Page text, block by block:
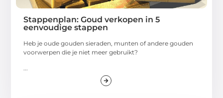
Stappenplan: Goud verkopen in 5
eenvoudige stappen
Heb je oude gouden sieraden, munten of andere gouden
voorwerpen die je niet meer gebruikt?
...